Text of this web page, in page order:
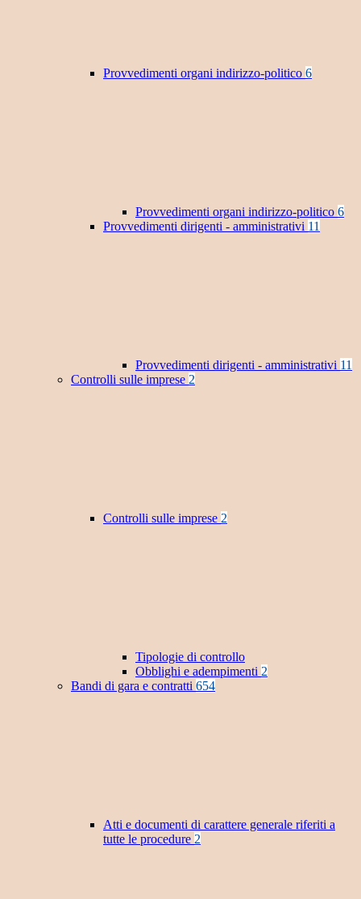
Provvedimenti organi indirizzo-politico 6
Provvedimenti organi indirizzo-politico 6
Provvedimenti dirigenti - amministrativi 11
Provvedimenti dirigenti - amministrativi 11
Controlli sulle imprese 2
Controlli sulle imprese 2
Tipologie di controllo
Obblighi e adempimenti 2
Bandi di gara e contratti 654
Atti e documenti di carattere generale riferiti a
tutte le procedure 2